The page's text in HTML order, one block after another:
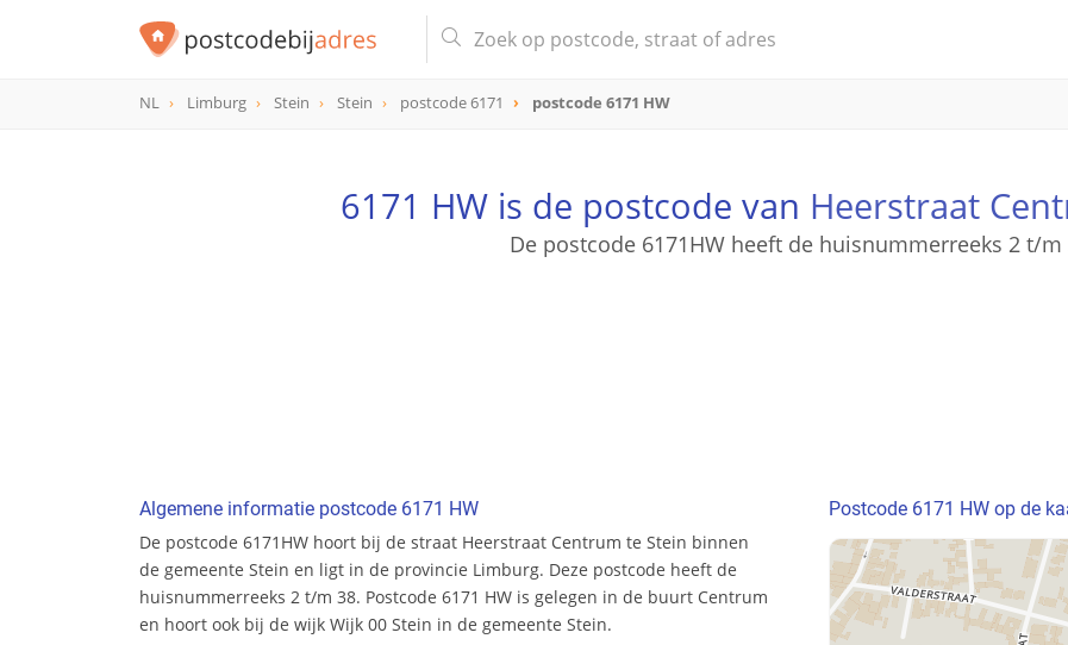
postcode
NL Limburg Stein Stein postcode 6171 postcode 6171 HW
6171 HW is de postcode van Heerstraat
De postcode 6171HW heeft de huisnummerreeks 2 t/m
Algemene informatie postcode 6171 HW
De postcode 6171HW hoort bij de straat Heerstraat Centrum te Stein binnen
de gemeente Stein en ligt in de provincie Limburg. Deze postcode heeft de
huisnummerreeks 2 t/m 38. Postcode 6171 HW is gelegen in de buurt Centrum
en hoort ook bij de wijk Wijk 00 Stein in de gemeente Stein.
Postcode 6171 HW op de